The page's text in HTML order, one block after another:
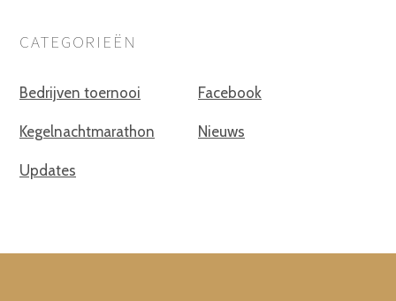
CATEGORIEËN
Bedrijven toernooi Facebook
Kegelnachtmarathon Nieuws
Updates